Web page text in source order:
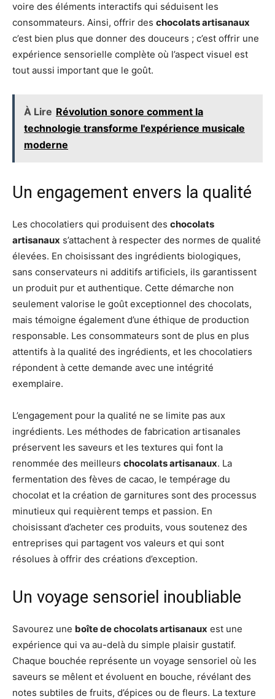
voire des éléments interactifs qui séduisent les
consommateurs. Ainsi, offrir des chocolats artisanaux
c’est bien plus que donner des douceurs ; c’est offrir une
expérience sensorielle complète où l’aspect visuel est
tout aussi important que le goût.
À Lire Révolution sonore comment la
technologie transforme l'expérience musicale
moderne
Un engagement envers la qualité
Les chocolatiers qui produisent des chocolats
artisanaux s’attachent à respecter des normes de qualité
élevées. En choisissant des ingrédients biologiques,
sans conservateurs ni additifs artificiels, ils garantissent
un produit pur et authentique. Cette démarche non
seulement valorise le goût exceptionnel des chocolats,
mais témoigne également d’une éthique de production
responsable. Les consommateurs sont de plus en plus
attentifs à la qualité des ingrédients, et les chocolatiers
répondent à cette demande avec une intégrité
exemplaire.
L’engagement pour la qualité ne se limite pas aux
ingrédients. Les méthodes de fabrication artisanales
préservent les saveurs et les textures qui font la
renommée des meilleurs chocolats artisanaux. La
fermentation des fèves de cacao, le tempérage du
chocolat et la création de garnitures sont des processus
minutieux qui requièrent temps et passion. En
choisissant d’acheter ces produits, vous soutenez des
entreprises qui partagent vos valeurs et qui sont
résolues à offrir des créations d’exception.
Un voyage sensoriel inoubliable
Savourez une boîte de chocolats artisanaux est une
expérience qui va au-delà du simple plaisir gustatif.
Chaque bouchée représente un voyage sensoriel où les
saveurs se mêlent et évoluent en bouche, révélant des
notes subtiles de fruits, d’épices ou de fleurs. La texture